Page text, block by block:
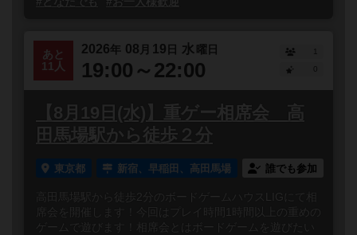
あと
11人
2026年 08 月 19 日 水 曜日
19:00～22:00
1
【8月19日(水)】重ゲー相席会 高
田馬場駅から徒歩２分
東京都 新宿、早稲田、高田馬場 誰でも参加
高田馬場駅から徒歩2分のボードゲームハウスLIGにて相
席会を開催します！今回はプレイ時間1時間以上の重めの
ゲームで遊びます！相席会とはボードゲームを遊びたい